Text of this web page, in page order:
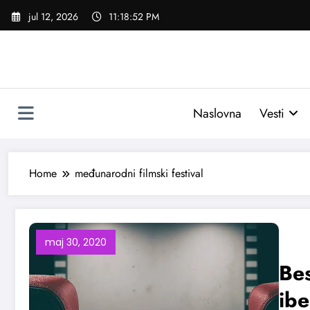
Skoči
jul 12, 2026 11:18:53 PM
Naslovna Vesti
Home međunarodni filmski festival
maj 30, 2020